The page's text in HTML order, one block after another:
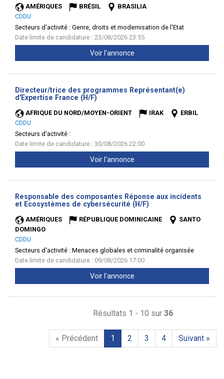
AMÉRIQUES BRÉSIL
BRASILIA
CDDU
Secteurs d'activité : Genre, droits et modernisation de l'Etat
Date limite de candidature : 23/08/2026 23:55
Voir l'annonce
Directeur/trice des programmes Représentant(e)
d'Expertise France (H/F)
AFRIQUE DU NORD/MOYEN-ORIENT IRAK
ERBIL
CDDU
Secteurs d'activité :
Date limite de candidature : 30/08/2026 22:00
Voir l'annonce
Responsable des composantes Réponse aux incidents
et Ecosystèmes de cybersécurité (H/F)
AMÉRIQUES RÉPUBLIQUE DOMINICAINE
SANTO
DOMINGO
CDDU
Secteurs d'activité : Menaces globales et criminalité organisée
Date limite de candidature : 09/08/2026 17:00
Voir l'annonce
Résultats 1 - 10 sur 36
« Précédent 1 2 3 4 Suivant »